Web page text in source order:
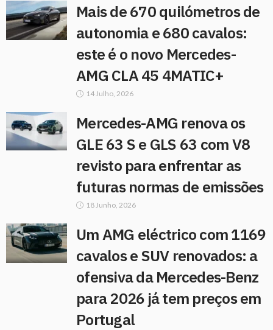
Mais de 670 quilómetros de
autonomia e 680 cavalos:
este é o novo Mercedes-
AMG CLA 45 4MATIC+
14 Julho, 2026
Mercedes-AMG renova os
GLE 63 S e GLS 63 com V8
revisto para enfrentar as
futuras normas de emissões
18 Junho, 2026
Um AMG eléctrico com 1169
cavalos e SUV renovados: a
ofensiva da Mercedes-Benz
para 2026 já tem preços em
Portugal